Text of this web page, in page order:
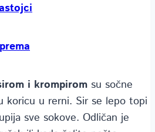
i krompirom su sočne
koricu u rerni. Sir se lepo topi
sve sokove. Odličan je